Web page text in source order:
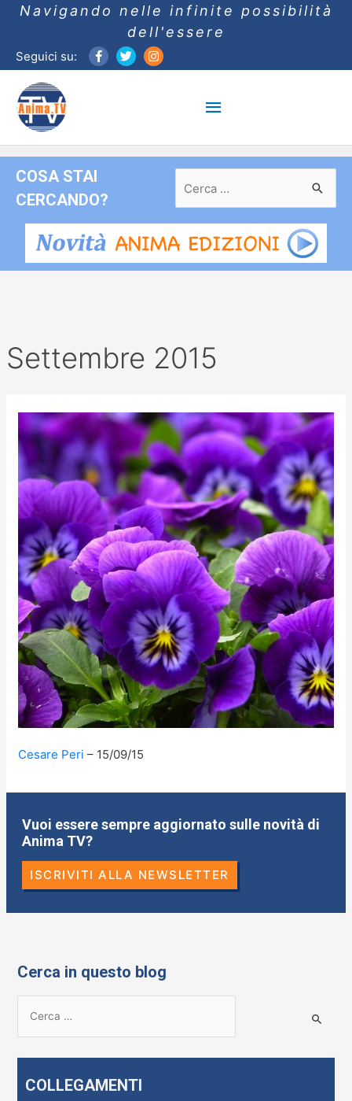
Navigando nelle infinite possibilità
dell'essere
Seguici su:
Menu
principale
COSA STAI
CERCANDO?
per:
Settembre 2015
Cesare Peri 15/09/15
Vuoi essere sempre aggiornato sulle novità di
Anima TV?
ISCRIVITI ALLA NEWSLETTER
Cerca in questo blog
COLLEGAMENTI